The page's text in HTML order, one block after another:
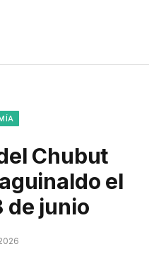
Chubut
el
de junio